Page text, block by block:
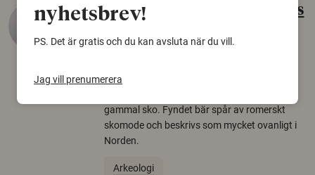
Gammalt skinn var Sveriges
Det som arkeologer länge trodde var en
gammal sko. Fyndet bär spår av romerskt
skomode och beskrivs som mycket ovanligt i
Norden.
Arkeologi
nyhetsbrev!
PS. Det är gratis och du kan avsluta när du vill.
Jag vill prenumerera